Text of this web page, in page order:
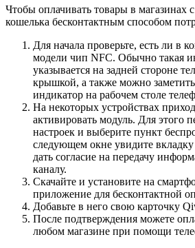
Чтобы оплачивать товары в магазинах
кошелька бесконтактным способом
Для начала проверьте, есть ли в
модели чип NFC. Обычно такая
указывается на задней стороне
крышкой, а также можно
индикатор на рабочем столе
На некоторых устройствах
активировать модуль. Для этого
настроек и выберите пункт
следующем окне увидите
дать согласие на передачу
каналу.
Скачайте и установите на
приложение для бесконтактной
Добавьте в него свою карточку
После подтверждения можете
любом магазине при помощи